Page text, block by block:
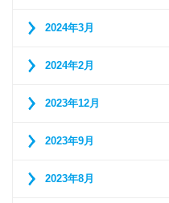
2024年3月
2024年2月
2023年12月
2023年9月
2023年8月